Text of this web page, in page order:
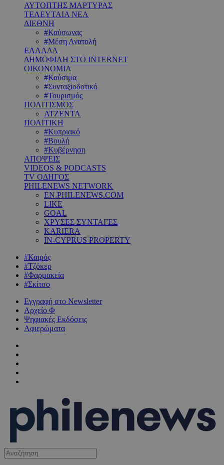
ΑΥΤΟΠΤΗΣ ΜΑΡΤΥΡΑΣ
ΤΕΛΕΥΤΑΙΑ ΝΕΑ
ΔΙΕΘΝΗ
#Καύσωνας
#Μέση Ανατολή
ΕΛΛΑΔΑ
ΔΗΜΟΦΙΛΗ ΣΤΟ INTERNET
ΟΙΚΟΝΟΜΙΑ
#Καύσιμα
#Συνταξιοδοτικό
#Τουρισμός
ΠΟΛΙΤΙΣΜΟΣ
ΑΤΖΕΝΤΑ
ΠΟΛΙΤΙΚΗ
#Κυπριακό
#Βουλή
#Κυβέρνηση
ΑΠΟΨΕΙΣ
VIDEOS & PODCASTS
TV ΟΔΗΓΟΣ
PHILENEWS NETWORK
EN.PHILENEWS.COM
LIKE
GOAL
ΧΡΥΣΕΣ ΣΥΝΤΑΓΕΣ
KARIERA
IN-CYPRUS PROPERTY
#Καιρός
#Τζόκερ
#Φαρμακεία
#Σκίτσο
Εγγραφή στο Newsletter
Αρχείο Φ
Ψηφιακές Εκδόσεις
Αφιερώματα